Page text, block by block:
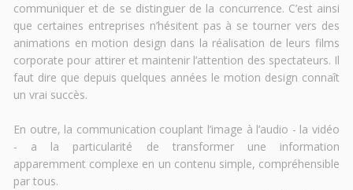
communiquer et de se distinguer de la concurrence. C’est ainsi
que certaines entreprises n’hésitent pas à se tourner vers des
animations en motion design dans la réalisation de leurs films
corporate pour attirer et maintenir l’attention des spectateurs. Il
faut dire que depuis quelques années le motion design connaît
un vrai succès.
En outre, la communication couplant l’image à l’audio - la vidéo
- a la particularité de transformer une information
apparemment complexe en un contenu simple, compréhensible
par tous.